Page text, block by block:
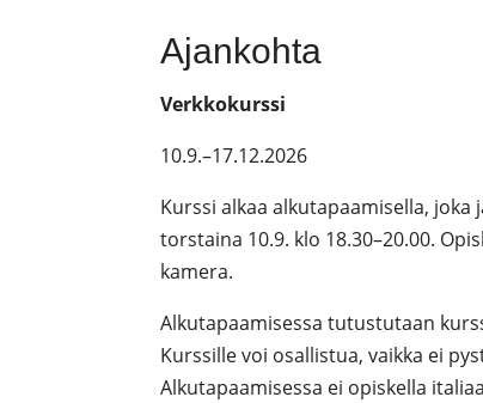
Ajankohta
Verkkokurssi
10.9.–17.12.2026
Kurssi alkaa alkutapaamisella,
torstaina 10.9. klo 18.30–20.00.
kamera.
Alkutapaamisessa tutustutaan
Kurssille voi osallistua, vaikka ei
Alkutapaamisessa ei opiskella